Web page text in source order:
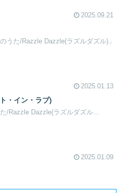
2025.09.21
うた/Razzle Dazzle(ラズルダズル)」
2025.01.13
・イン・ラブ)
/Razzle Dazzle(ラズルダズル...
2025.01.09